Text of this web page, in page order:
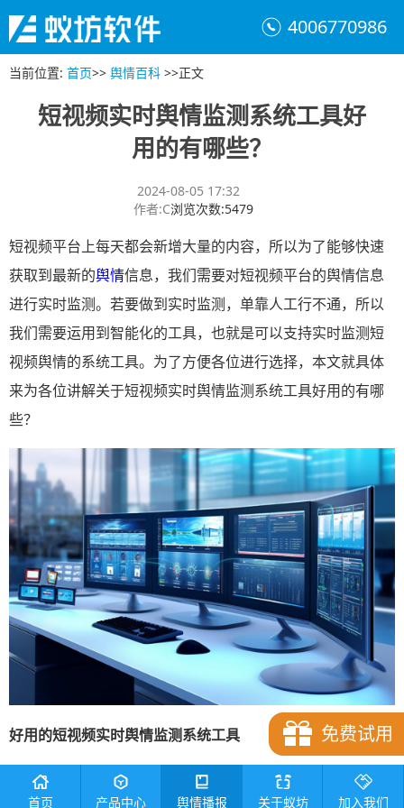
4006770986
当前位置: 首页>> 舆情百科 >>正文
短视频实时舆情监测系统工具好
用的有哪些？
2024-08-05 17:32
作者:C浏览次数:5479
短视频平台上每天都会新增大量的内容，所以为了能够快速
获取到最新的舆情信息，我们需要对短视频平台的舆情信息
进行实时监测。若要做到实时监测，单靠人工行不通，所以
我们需要运用到智能化的工具，也就是可以支持实时监测短
视频舆情的系统工具。为了方便各位进行选择，本文就具体
来为各位讲解关于短视频实时舆情监测系统工具好用的有哪
些？
好用的短视频实时舆情监测系统工具
短视频实时舆情监测系统工具的选择和使用，对于把握舆论
免费试用
首页 产品中心 舆情播报 关于蚁坊 加入我们